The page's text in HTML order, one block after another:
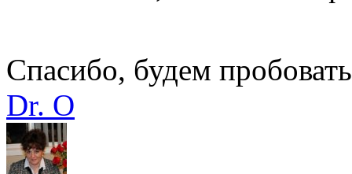
Спасибо, будем
Dr. O